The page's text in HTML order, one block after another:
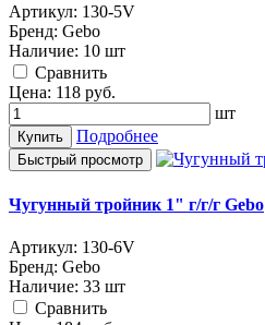
Артикул: 130-5V
Бренд: Gebo
Наличие: 10 шт
Cравнить
Цена: 118 руб.
шт
Купить Подробнее
Быстрый просмотр
Чугунный тройник 1" г/г/г Gebo
Артикул: 130-6V
Бренд: Gebo
Наличие: 33 шт
Cравнить